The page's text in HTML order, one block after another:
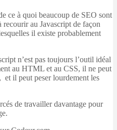
ce à quoi beaucoup de SEO sont
recourir au Javascript de façon
il existe probablement
n’est pas toujours l’outil idéal
au HTML et au CSS, il ne peut
et il peut peser lourdement les
de travailler davantage pour